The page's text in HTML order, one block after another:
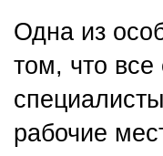
Одна из
том, что
рабочие